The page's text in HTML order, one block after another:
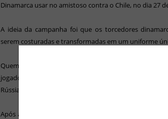
Dinamarca usar no amistoso contra o Chile, no dia 27
A ideia da campanha foi que os torcedores
serem costuradas e transformadas em um uniforme
Quem contribuiu com a campanha, participará do
jogadores, concorrerá a ingressos para um
Rússia e terá 20% de desconto nas lojas da Hummel.
Após a partida, as peças serão leiloadas e o valor